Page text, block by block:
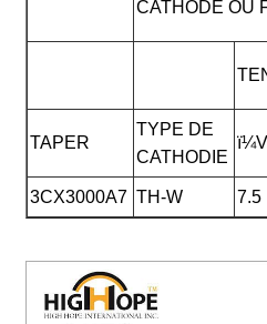
CATHODE OU
TAPER
TYPE DE
CATHODIE
3CX3000A7 TH-W 7.5